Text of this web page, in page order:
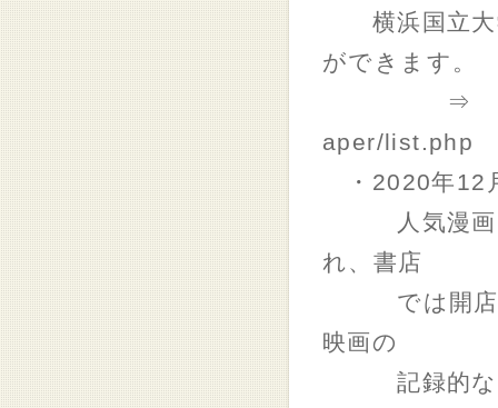
横浜国立大
ができます。
⇒ https://
aper/list.php
・2020年12
人気漫画「
れ、書店
では開店か
映画の
記録的なヒ